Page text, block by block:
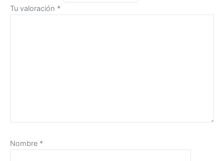
Tu valoración *
Nombre *